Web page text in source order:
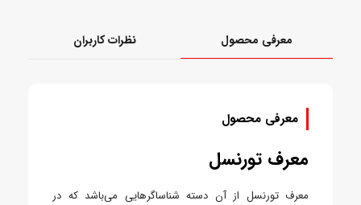
معرفی محصول نظرات کاربران
معرفی محصول
معرف تورنسل
معرف تورنسل از آن دسته شناساگرهایی می‌باشد که در